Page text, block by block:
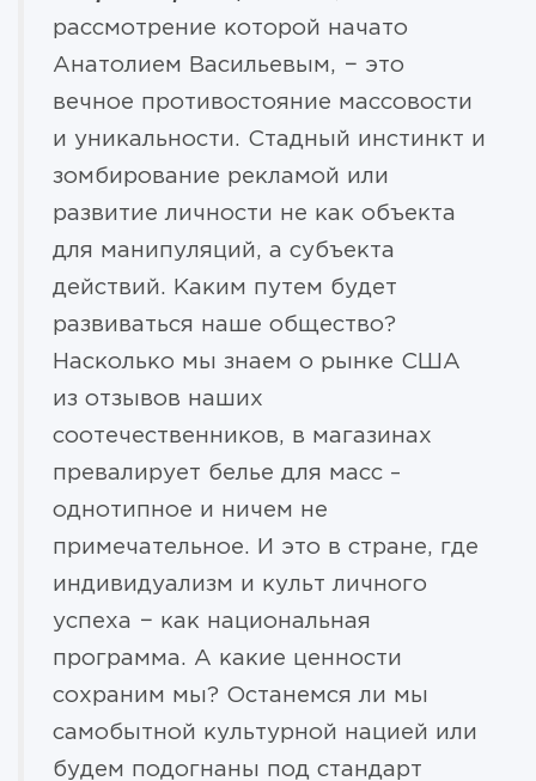
рассмотрение которой начато
Анатолием Васильевым, − это
вечное противостояние массовости
и уникальности. Стадный инстинкт и
зомбирование рекламой или
развитие личности не как объекта
для манипуляций, а субъекта
действий. Каким путем будет
развиваться наше общество?
Насколько мы знаем о рынке США
из отзывов наших
соотечественников, в магазинах
превалирует белье для масс –
однотипное и ничем не
примечательное. И это в стране, где
индивидуализм и культ личного
успеха − как национальная
программа. А какие ценности
сохраним мы? Останемся ли мы
самобытной культурной нацией или
будем подогнаны под стандарт